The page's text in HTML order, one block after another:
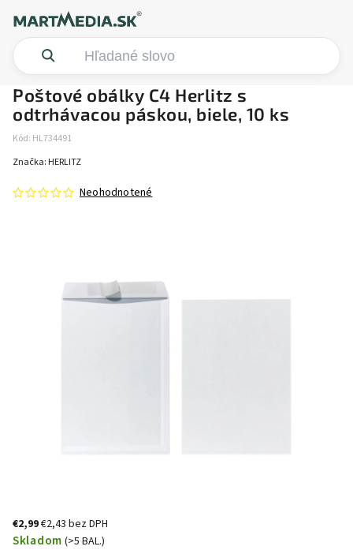
Poštové obálky C4 Herlitz s
odtrhávacou páskou, biele, 10 ks
Kód: HL734491
Neohodnotené
Značka: HERLITZ
€2,99€2,43 bez DPH
Skladom (>5 BAL.)